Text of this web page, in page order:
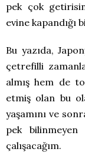
pek çok
evine kapandığı
Bu yazıda,
çetrefilli
almış hem de
etmiş olan bu
yaşamını ve
pek bilinmeyen
çalışacağım.